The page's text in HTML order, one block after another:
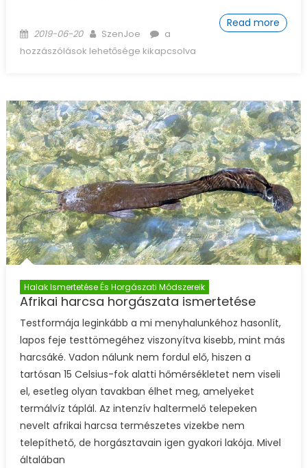
Read more
Posted on
2019-06-20 Author
SzenJoe Védett halfajok bejegyzéshez
a
hozzászólások lehetősége kikapcsolva
Halak Ismertetése És Horgászati Módszereik
Afrikai harcsa horgászata ismertetése
Testformája leginkább a mi menyhalunkéhoz hasonlít,
lapos feje testtömegéhez viszonyítva kisebb, mint más
harcsáké. Vadon nálunk nem fordul elő, hiszen a
tartósan 15 Celsius-fok alatti hőmérsékletet nem viseli
el, esetleg olyan tavakban élhet meg, amelyeket
termálvíz táplál. Az intenzív haltermelő telepeken
nevelt afrikai harcsa természetes vizekbe nem
telepíthető, de horgásztavain igen gyakori lakója. Mivel
általában